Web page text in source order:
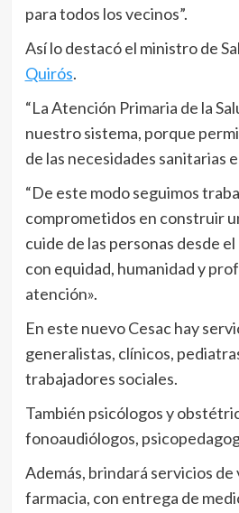
para todos los vecinos”.
Así lo destacó el ministro de
Quirós.
“La Atención Primaria de la
nuestro sistema, porque
de las necesidades sanitarias
“De este modo seguimos
comprometidos en construir
cuide de las personas desde
con equidad, humanidad y
atención».
En este nuevo Cesac hay
generalistas, clínicos,
trabajadores sociales.
También psicólogos y
fonoaudiólogos,
Además, brindará servicios de
farmacia, con entrega de